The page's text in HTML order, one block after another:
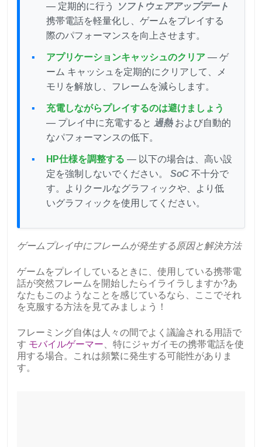
— 定期的に行う
ソフトウェアアップデート
携帯電話を軽量化し、ゲームをプレイする
際のパフォーマンスを向上させます。
アプリケーションキャッシュのクリア — ゲ
ーム キャッシュを定期的にクリアして、メ
モリを解放し、フレームを減らします。
充電しながらプレイするのは避けましょう
— プレイ中に充電すると 過熱および自動的
なパフォーマンスの低下。
HP仕様を調整する — 以下の場合は、高い設
定を強制しないでください。 SoC 不十分で
す。よりクールなグラフィックや、より低
いグラフィックを使用してください。
ゲームプレイ中にフレームが発生する原因と解決方法
ゲームをプレイしているときに、使用している携帯電
話が突然フレームを開始したらイライラしますか?あ
なたもこのようなことを感じているなら、ここでそれ
を克服する方法を見てみましょう！
フレーミング自体は人々の間でよく議論される用語で
す モバイルゲーマー 、特にジャガイモの携帯電話を使
用する場合。これは頻繁に発生する可能性がありま
す。